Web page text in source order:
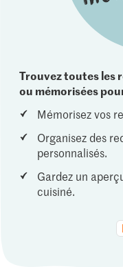
Trouvez toutes les
ou mémorisées
Mémorisez vos
Organisez des
personnalisés.
Gardez un
cuisiné.